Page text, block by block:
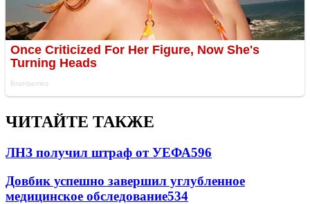
ЧИТАЙТЕ ТАКЖЕ
ЛНЗ получил штраф от УЕФА596
Довбик успешно завершил углубленное
медицинское обследование534